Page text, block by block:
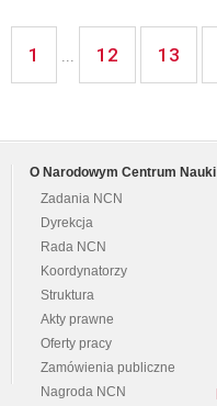
1 ... 12 13
O Narodowym Centrum Nauki
Zadania NCN
Dyrekcja
Rada NCN
Koordynatorzy
Struktura
Akty prawne
Oferty pracy
Zamówienia publiczne
Nagroda NCN